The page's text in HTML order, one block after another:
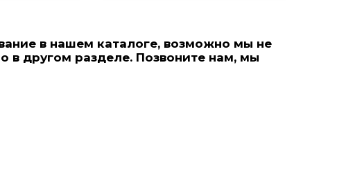
в нашем каталоге, возможно мы не
в другом разделе. Позвонитe нам, мы